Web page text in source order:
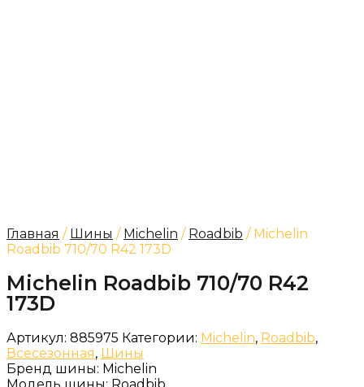
Главная / Шины / Michelin / Roadbib / Michelin
Roadbib 710/70 R42 173D
Michelin Roadbib 710/70 R42
173D
Артикул: 885975 Категории: Michelin, Roadbib,
Всесезонная, Шины
Бренд шины: Michelin